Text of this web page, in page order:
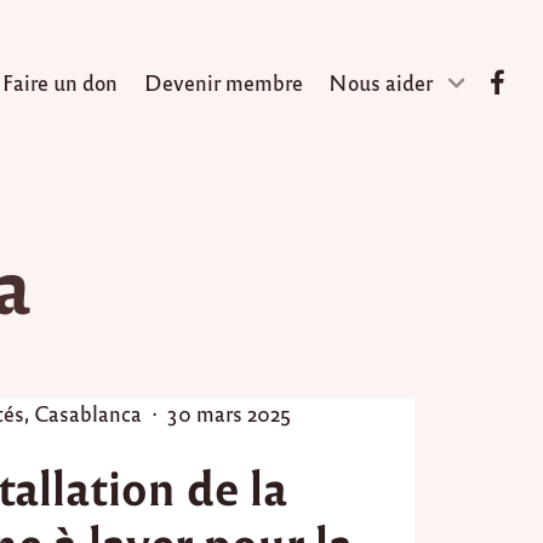
Faire un don Devenir membre Nous aider
, Casablanca
P
t
e
30 mars 2025
de la